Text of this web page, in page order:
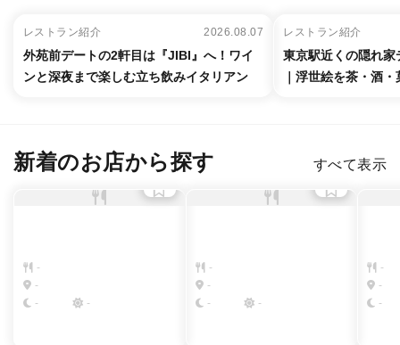
レストラン紹介 2026.08.07
外苑前デートの2軒目は『JIBI』へ！ワイ
ンと深夜まで楽しむ立ち飲みイタリアン
レストラン紹介
東京駅近くの隠れ
｜浮世絵を茶・酒
新着のお店から探す すべて表示
-
-
-
-
-
-
-
-
-
-
-